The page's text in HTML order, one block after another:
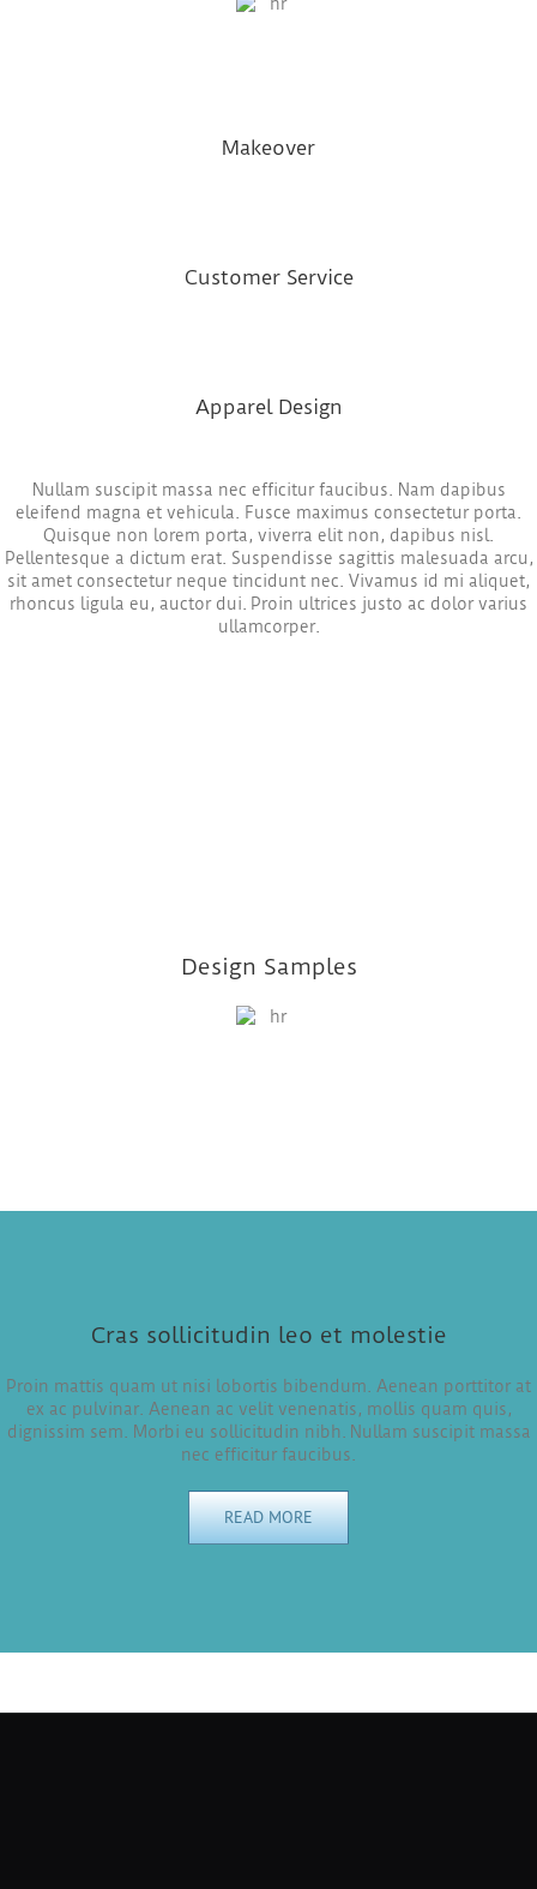
Makeover
Customer Service
Apparel Design
Nullam suscipit massa nec efficitur faucibus. Nam dapibus
eleifend magna et vehicula. Fusce maximus consectetur porta.
Quisque non lorem porta, viverra elit non, dapibus nisl.
Pellentesque a dictum erat. Suspendisse sagittis malesuada arcu,
sit amet consectetur neque tincidunt nec. Vivamus id mi aliquet,
rhoncus ligula eu, auctor dui. Proin ultrices justo ac dolor varius
ullamcorper.
Design Samples
Cras sollicitudin leo et molestie
Proin mattis quam ut nisi lobortis bibendum. Aenean porttitor at
ex ac pulvinar. Aenean ac velit venenatis, mollis quam quis,
dignissim sem. Morbi eu sollicitudin nibh. Nullam suscipit massa
nec efficitur faucibus.
READ MORE